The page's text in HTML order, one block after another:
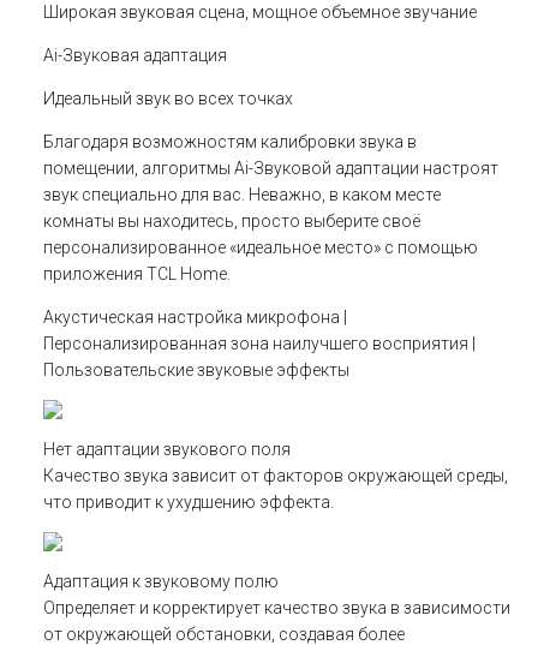
Широкая звуковая сцена, мощное объемное звучание
Ai-Звуковая адаптация
Идеальный звук во всех точках
Благодаря возможностям калибровки звука в
помещении, алгоритмы Ai-Звуковой адаптации настроят
звук специально для вас. Неважно, в каком месте
комнаты вы находитесь, просто выберите своё
персонализированное «идеальное место» с помощью
приложения TCL Home.
Акустическая настройка микрофона |
Персонализированная зона наилучшего восприятия |
Пользовательские звуковые эффекты
Нет адаптации звукового поля
Качество звука зависит от факторов окружающей среды,
что приводит к ухудшению эффекта.
Адаптация к звуковому полю
Определяет и корректирует качество звука в зависимости
от окружающей обстановки, создавая более